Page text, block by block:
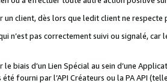
client, dès lors que ledit client ne respecte
n’est pas correctement suivi ou signalé,
biais d’un Lien Spécial au sein d’une
fourni par l’API Créateurs ou la PA API